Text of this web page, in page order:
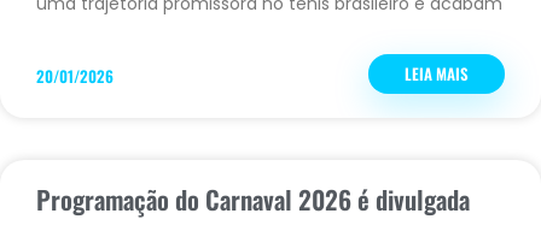
LEIA MAIS
20/01/2026
Programação do Carnaval 2026 é divulgada